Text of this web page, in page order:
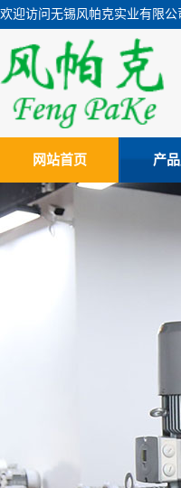
欢迎访问无锡风帕克实业有限公
网站首页 产